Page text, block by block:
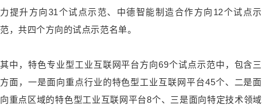
力提升方向31个试点示范、中德智能制造合作方向12个试点示
范，共四个方向的试点示范名单。
其中，特色专业型工业互联网平台方向69个试点示范中，包含三
方面，一是面向重点行业的特色型工业互联网平台45个、二是面
向重点区域的特色型工业互联网平台8个、三是面向特定技术领域